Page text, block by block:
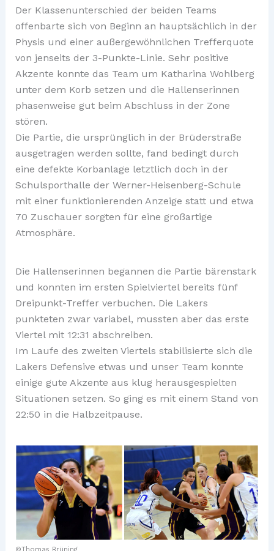
Der Klassenunterschied der beiden Teams
offenbarte sich von Beginn an hauptsächlich in der
Physis und einer außergewöhnlichen Trefferquote
von jenseits der 3-Punkte-Linie. Sehr positive
Akzente konnte das Team um Katharina Wohlberg
unter dem Korb setzen und die Hallenserinnen
phasenweise gut beim Abschluss in der Zone
stören.
Die Partie, die ursprünglich in der Brüderstraße
ausgetragen werden sollte, fand bedingt durch
eine defekte Korbanlage letztlich doch in der
Schulsporthalle der Werner-Heisenberg-Schule
mit einer funktionierenden Anzeige statt und etwa
70 Zuschauer sorgten für eine großartige
Atmosphäre.
Die Hallenserinnen begannen die Partie bärenstark
und konnten im ersten Spielviertel bereits fünf
Dreipunkt-Treffer verbuchen. Die Lakers
punkteten zwar variabel, mussten aber das erste
Viertel mit 12:31 abschreiben.
Im Laufe des zweiten Viertels stabilisierte sich die
Lakers Defensive etwas und unser Team konnte
einige gute Akzente aus klug herausgespielten
Situationen setzen. So ging es mit einem Stand von
22:50 in die Halbzeitpause.